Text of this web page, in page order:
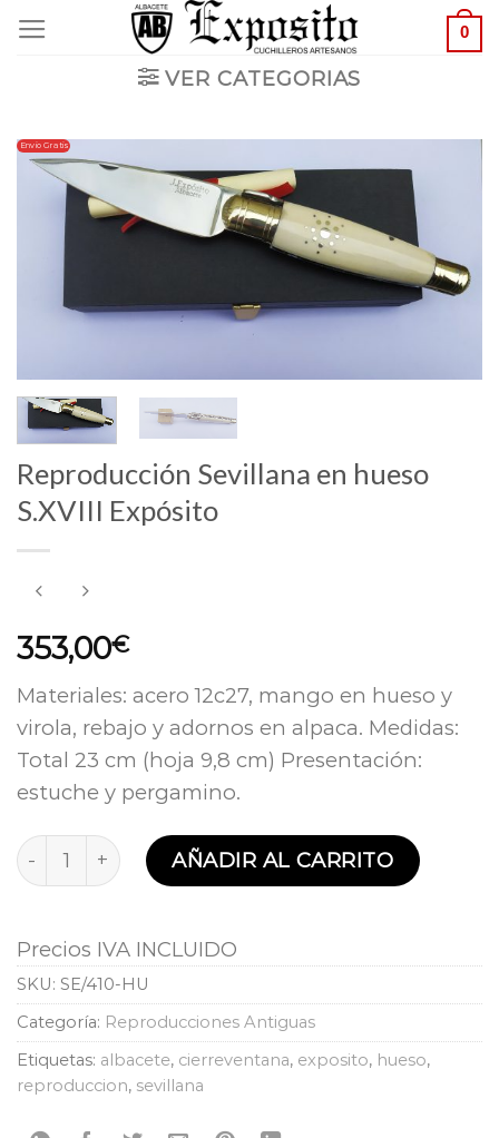
Saltar
0
VER CATEGORIAS
Envio Gratis
Reproducción Sevillana en hueso
S.XVIII Expósito
353,00€
Materiales: acero 12c27, mango en hueso y
virola, rebajo y adornos en alpaca. Medidas:
Total 23 cm (hoja 9,8 cm) Presentación:
estuche y pergamino.
Reproducción Sevillana en hueso S.XVIII Expósito
AÑADIR AL CARRITO
Precios IVA INCLUIDO
SKU: SE/410-HU
Categoría: Reproducciones Antiguas
Etiquetas: albacete, cierreventana, exposito, hueso,
reproduccion, sevillana